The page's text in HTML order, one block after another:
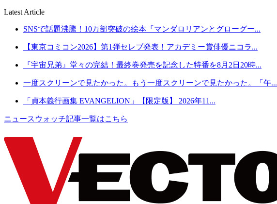
Latest Article
SNSで話題沸騰！10万部突破の絵本『マンダロリアンとグローグー...
【東京コミコン2026】第1弾セレブ発表！アカデミー賞俳優ニコラ...
『宇宙兄弟』堂々の完結！最終巻発売を記念した特番を8月2日20時...
一度スクリーンで見たかった。もう一度スクリーンで見たかった。「午...
「貞本義行画集 EVANGELION」【限定版】 2026年11...
ニュースウォッチ記事一覧はこちら